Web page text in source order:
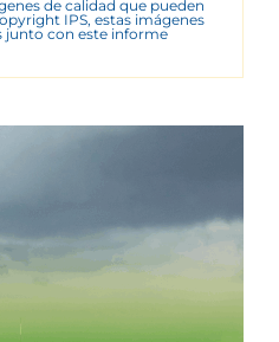
de calidad que pueden
IPS, estas imágenes
junto con este informe